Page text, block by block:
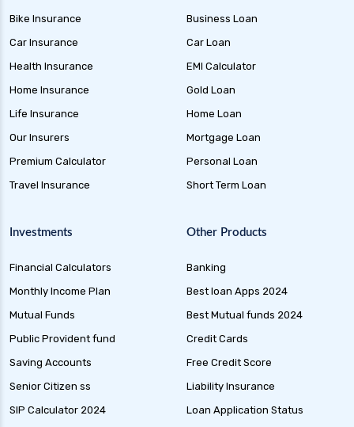
Bike Insurance
Car Insurance
Health Insurance
Home Insurance
Life Insurance
Our Insurers
Premium Calculator
Travel Insurance
Business Loan
Car Loan
EMI Calculator
Gold Loan
Home Loan
Mortgage Loan
Personal Loan
Short Term Loan
Investments
Financial Calculators
Monthly Income Plan
Mutual Funds
Public Provident fund
Saving Accounts
Senior Citizen ss
SIP Calculator 2024
Other Products
Banking
Best loan Apps 2024
Best Mutual funds 2024
Credit Cards
Free Credit Score
Liability Insurance
Loan Application Status